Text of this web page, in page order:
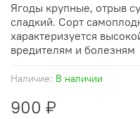
Наличие: В наличии
900 ₽
Ягоды крупные, отрыв
сладкий. Сорт
характеризуется
вредителям и болезням